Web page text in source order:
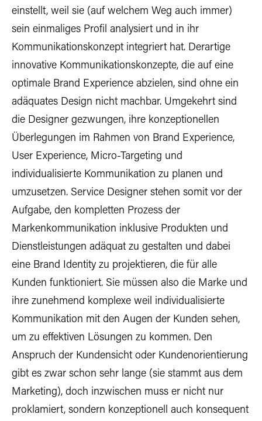
einstellt, weil sie (auf welchem Weg auch immer)
sein einmaliges Profil analysiert und in ihr
Kommunikationskonzept integriert hat. Derartige
innovative Kommunikationskonzepte, die auf eine
optimale Brand Experience abzielen, sind ohne ein
adäquates Design nicht machbar. Umgekehrt sind
die Designer gezwungen, ihre konzeptionellen
Überlegungen im Rahmen von Brand Experience,
User Experience, Micro-Targeting und
individualisierte Kommunikation zu planen und
umzusetzen. Service Designer stehen somit vor der
Aufgabe, den kompletten Prozess der
Markenkommunikation inklusive Produkten und
Dienstleistungen adäquat zu gestalten und dabei
eine Brand Identity zu projektieren, die für alle
Kunden funktioniert. Sie müssen also die Marke und
ihre zunehmend komplexe weil individualisierte
Kommunikation mit den Augen der Kunden sehen,
um zu effektiven Lösungen zu kommen. Den
Anspruch der Kundensicht oder Kundenorientierung
gibt es zwar schon sehr lange (sie stammt aus dem
Marketing), doch inzwischen muss er nicht nur
proklamiert, sondern konzeptionell auch konsequent